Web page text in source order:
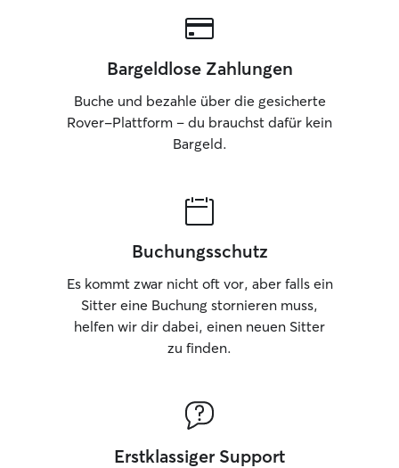
Bargeldlose Zahlungen
Buche und bezahle über die gesicherte
Rover-Plattform – du brauchst dafür kein
Bargeld.
Buchungsschutz
Es kommt zwar nicht oft vor, aber falls ein
Sitter eine Buchung stornieren muss,
helfen wir dir dabei, einen neuen Sitter
zu finden.
Erstklassiger Support